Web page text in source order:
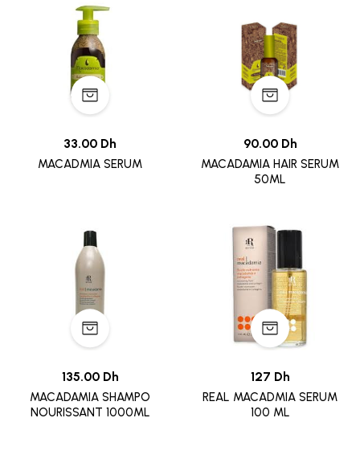
33.00 Dh
MACADMIA SERUM
90.00 Dh
MACADAMIA HAIR SERUM
50ML
135.00 Dh
MACADAMIA SHAMPO
NOURISSANT 1000ML
127 Dh
REAL MACADMIA SERUM
100 ML